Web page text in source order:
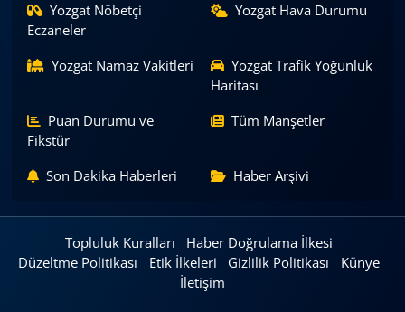
Yozgat Nöbetçi
Eczaneler
Yozgat Hava Durumu
Yozgat Namaz Vakitleri
Yozgat Trafik Yoğunluk
Haritası
Puan Durumu ve
Fikstür
Tüm Manşetler
Son Dakika Haberleri Haber Arşivi
Topluluk Kuralları
Haber Doğrulama İlkesi
Düzeltme Politikası
Etik İlkeleri Gizlilik Politikası
Künye
İletişim